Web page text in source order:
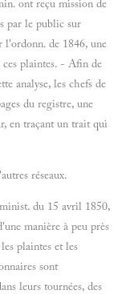
ont reçu mission de
par le public sur
l'ordonn. de 1846, une
ces plaintes. - Afin de
analyse, les chefs de
du registre, une
en traçant un trait qui
réseaux.
du 15 avril 1850,
manière à peu près
plaintes et les
sont
leurs tournées, des